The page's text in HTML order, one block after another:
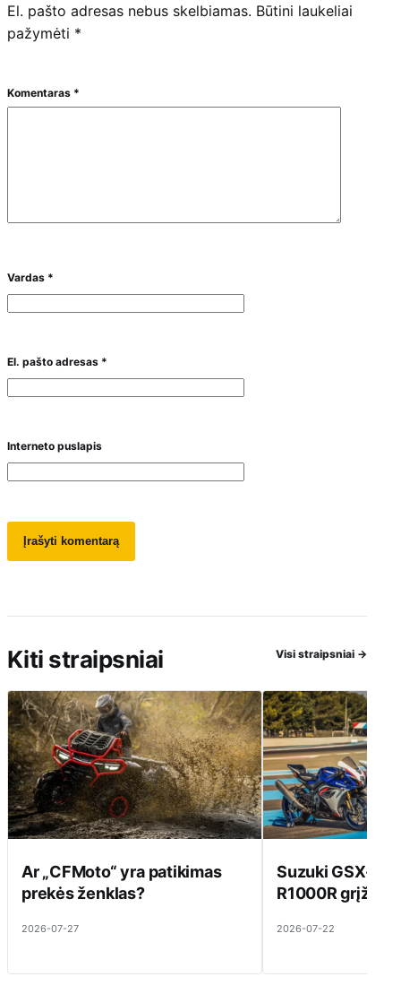
El. pašto adresas nebus skelbiamas. Būtini laukeliai
pažymėti *
Komentaras *
Vardas *
El. pašto adresas *
Interneto puslapis
Kiti straipsniai Visi straipsniai →
Ar „CFMoto“ yra patikimas
prekės ženklas?
2026-07-27
Suzuki GSX-
R1000R grįžta į
2026-07-22